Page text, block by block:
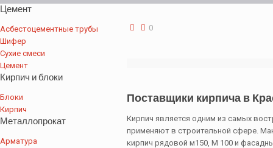
0
Поставщики кирпича в
Кирпич является одним из самых
применяют в строительной сфере.
кирпич рядовой м150, М 100 и
Цемент
Асбестоцементные трубы
Шифер
Сухие смеси
Цемент
Кирпич и блоки
Блоки
Кирпич
Металлопрокат
Арматура